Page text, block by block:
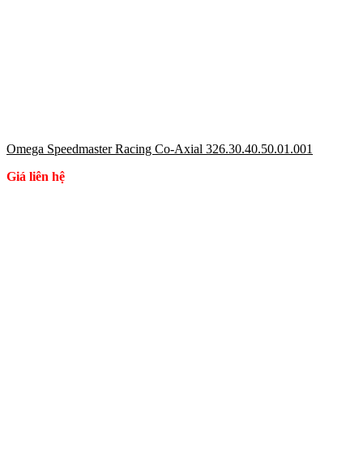
Omega Speedmaster Racing Co-Axial 326.30.40.50.01.001
Giá liên hệ